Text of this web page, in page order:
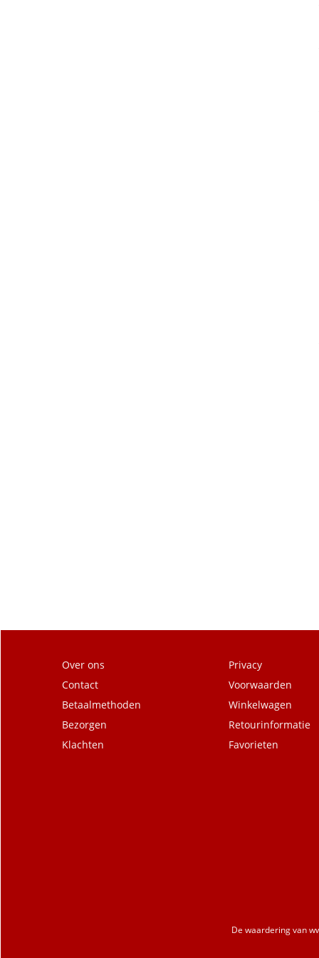
Over ons
Contact
Betaalmethoden
Bezorgen
Klachten
Privacy
Voorwaarden
Winkelwagen
Retourinformatie
Favorieten
De waardering van